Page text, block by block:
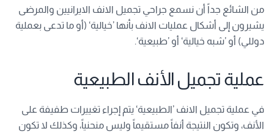
من الشائع جداً أن نسمع جراحي تجميل الانف الايرانيين والمرضى
يشيرون إلى أشكال عمليات الانف بأنها ’خيالية‘ (أو ما تدعى بعملية
دوللي) أو ’شبه خيالية‘ أو ’طبيعية‘.
عملية تجميل الأنف الطبيعية
في عملية تجميل الانف ’الطبيعية‘ يتم إجراء تغييرات طفيفة على
الأنف، وتكون النتيجة أنفاً مستقيماً وليس منحنياً، وكذلك لا تكون